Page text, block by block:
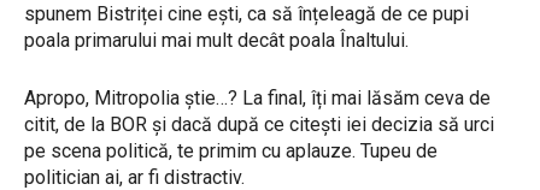
spunem Bistriței cine ești, ca să înțeleagă de ce pupi
poala primarului mai mult decât poala Înaltului.
Apropo, Mitropolia știe…? La final, îți mai lăsăm ceva de
citit, de la BOR și dacă după ce citești iei decizia să urci
pe scena politică, te primim cu aplauze. Tupeu de
politician ai, ar fi distractiv.